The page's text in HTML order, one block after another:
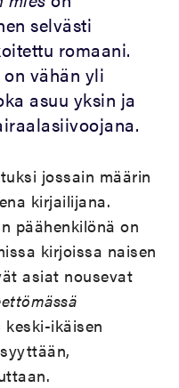
selvästi
romaani.
vähän yli
asuu yksin ja
jossain määrin
kirjailijana.
päähenkilönä on
kirjoissa naisen
asiat nousevat
keski-ikäisen